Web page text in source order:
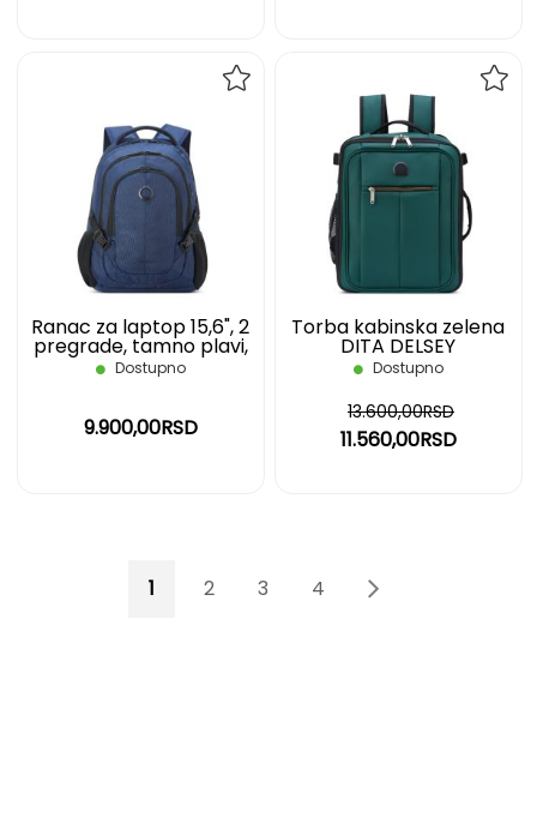
Ranac za laptop 15,6", 2
pregrade, tamno plavi,
Navigator Delsey
Dostupno
9.900,00RSD
Torba kabinska zelena
DITA DELSEY
Dostupno
11.560,00RSD
13.600,00RSD
You're currently reading page
1 Page
2 Page
3 Page
4 Page
5Page
Sledeće